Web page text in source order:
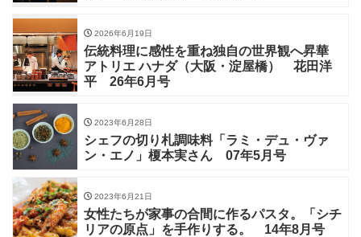
2026年6月19日
伝統料理に感性を重ね独自の世界観へ昇華
アトリエ ハナダ（大阪・淀屋橋） 花田洋
平 26年6月号
2023年6月28日
シェフの切り札調味料「ラミ・デュ・ヴァ
ン・エノ」榎本実さん 07年5月号
2023年6月21日
女性たちが家事の合間に作るパスタ。「シチ
リアの原点」を手作りする。 14年8月号